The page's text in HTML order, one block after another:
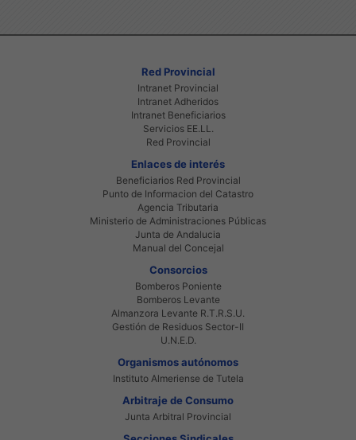
Red Provincial
Intranet Provincial
Intranet Adheridos
Intranet Beneficiarios
Servicios EE.LL.
Red Provincial
Enlaces de interés
Beneficiarios Red Provincial
Punto de Informacion del Catastro
Agencia Tributaria
Ministerio de Administraciones Públicas
Junta de Andalucia
Manual del Concejal
Consorcios
Bomberos Poniente
Bomberos Levante
Almanzora Levante R.T.R.S.U.
Gestión de Residuos Sector-II
U.N.E.D.
Organismos autónomos
Instituto Almeriense de Tutela
Arbitraje de Consumo
Junta Arbitral Provincial